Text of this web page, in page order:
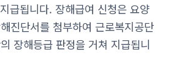
급됩니다. 장해급여 신청은 요양
진단서를 첨부하여 근로복지공단
장해등급 판정을 거쳐 지급됩니